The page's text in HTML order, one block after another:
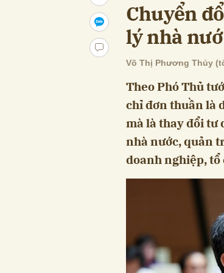
Chuyển
lý nhà
Võ Thị Phương Thủy
Theo Phó Thủ
chỉ đơn thuần là
mà là thay đổi tư
nhà nước, quản
doanh nghiệp,